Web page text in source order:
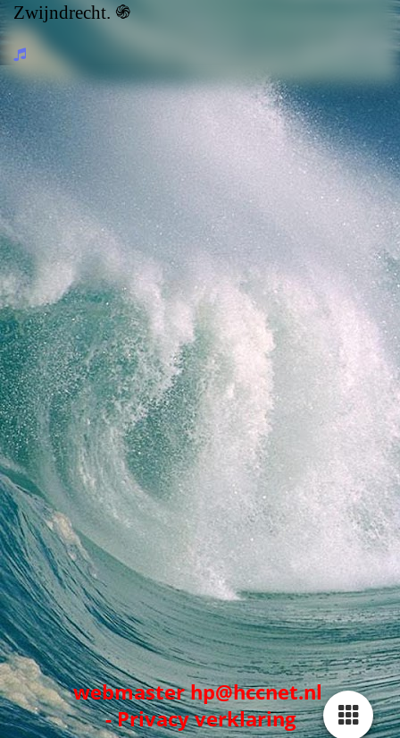
Zwijndrecht.֍
webmaster hp@hccnet.nl
-Privacy verklaring